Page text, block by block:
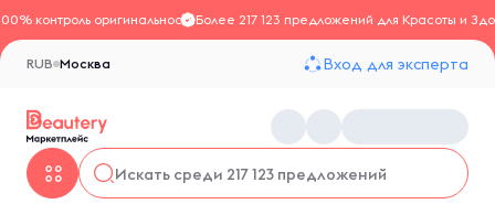
контроль оригинальностиБолее 217 123 предложений для Красоты и
Москва
RUB Вход для эксперта